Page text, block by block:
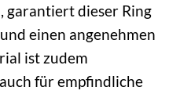
garantiert dieser Ring
einen angenehmen
ist zudem
für empfindliche